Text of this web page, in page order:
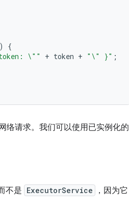
)
{
\"" + token + "\" }" ;
络请求。我们可以使用已实例化的
不是 ExecutorService
，因为它